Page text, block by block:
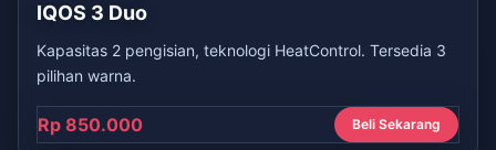
IQOS 3 Duo
Kapasitas 2 pengisian, teknologi HeatControl. Tersedia 3
pilihan warna.
Rp 850.000 Beli Sekarang